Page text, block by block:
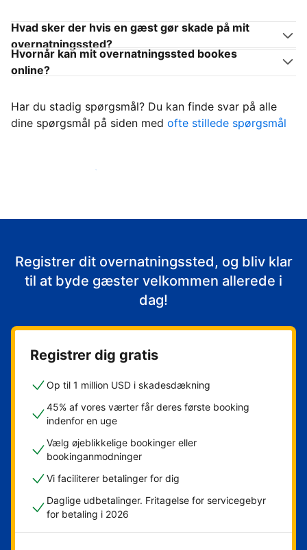
Hvad sker der hvis en gæst gør skade på mit
overnatningssted?
Hvornår kan mit overnatningssted bookes
online?
Har du stadig spørgsmål? Du kan finde svar på alle
dine spørgsmål på siden med ofte stillede spørgsmål
Begynd at tage imod gæster
Registrer dit overnatningssted, og bliv klar
til at byde gæster velkommen allerede i
dag!
Registrer dig gratis
Op til 1 million USD i skadesdækning
45% af vores værter får deres første booking
indenfor en uge
Vælg øjeblikkelige bookinger eller
bookinganmodninger
Vi faciliterer betalinger for dig
Daglige udbetalinger. Fritagelse for servicegebyr
for betaling i 2026